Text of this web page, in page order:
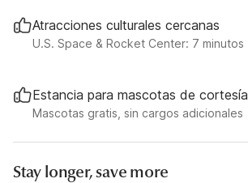
Atracciones culturales cercanas
U.S. Space & Rocket Center: 7 minutos
Estancia para mascotas de cortesía
Mascotas gratis, sin cargos adicionales
Stay longer, save more